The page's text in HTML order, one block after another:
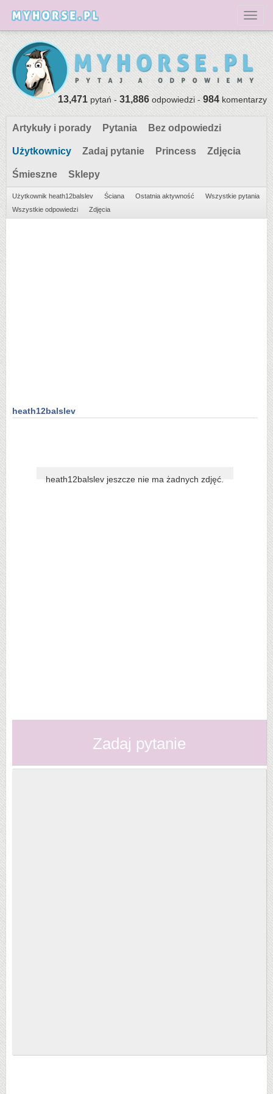
13,471pytań -31,886odpowiedzi -984komentarzy
Artykuły i porady Pytania Bez odpowiedzi
Użytkownicy Zadaj pytanie Princess Zdjęcia
Śmieszne Sklepy
Użytkownik heath12balslev Ściana Ostatnia aktywność
Wszystkie pytania
Wszystkie odpowiedzi
Zdjęcia
heath12balslev
heath12balslev jeszcze nie ma żadnych zdjęć.
Zadaj pytanie